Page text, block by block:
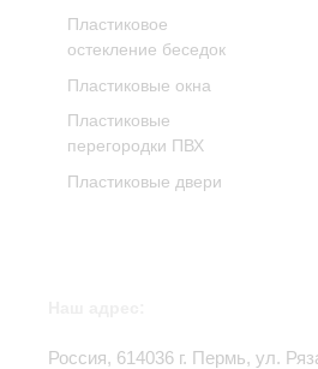
Пластиковое
остекление беседок
Пластиковые окна
Пластиковые
перегородки ПВХ
Пластиковые двери
Россия, 614036 г. Пермь, ул.